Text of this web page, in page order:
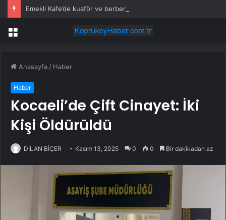
Emekli Kafe’de kuaför ve berber hizmeti başladı
Menü
Anasayfa / Haber
Haber
Kocaeli’de Çift Cinayet: İki
Kişi Öldürüldü
DİLAN BİÇER Kasım 13, 2025 0 0 Bir dakikadan az